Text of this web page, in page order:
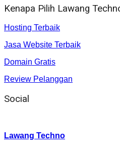
Kenapa Pilih Lawang
Hosting Terbaik
Jasa Website Terbaik
Domain Gratis
Review Pelanggan
Social
Lawang Techno